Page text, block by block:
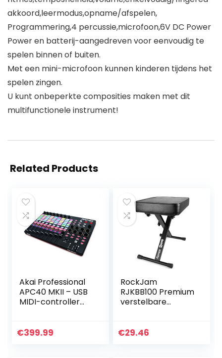
akkoord,leermodus,opname/afspelen,
Programmering,4 percussie,microfoon,6V DC Power
Power en batterij-aangedreven voor eenvoudig te
spelen binnen of buiten.
Met een mini-microfoon kunnen kinderen tijdens het
spelen zingen.
U kunt onbeperkte composities maken met dit
multifunctionele instrument!
Related Products
Akai Professional
APC40 MKII – USB
MIDI-controller
Ableton Live Lite
€399.99
RockJam
RJKBB100 Premium
verstelbare
en pianokruk, eén
€29.46